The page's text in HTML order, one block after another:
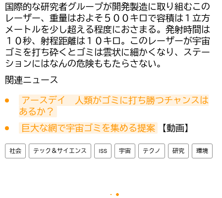
国際的な研究者グループが開発製造に取り組むこの
レーザー、重量はおよそ５００キロで容積は１立方
メートルを少し超える程度におさまる。発射時間は
１０秒、射程距離は１０キロ。このレーザーが宇宙
ゴミを打ち砕くとゴミは雲状に細かくなり、ステー
ションにはなんの危険ももたらさない。
関連ニュース
アースデイ　人類がゴミに打ち勝つチャンスは
あるか？
巨大な網で宇宙ゴミを集める提案
【動画】
社会 テック＆サイエンス ISS 宇宙 テクノ 研究 環境